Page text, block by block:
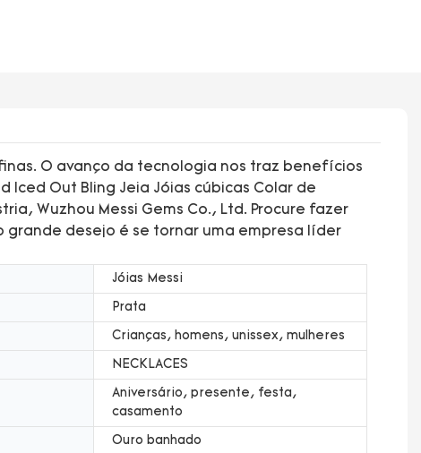
O avanço da tecnologia nos traz benefícios
Iced Out Bling Jeia Jóias cúbicas Colar de
Wuzhou Messi Gems Co., Ltd. Procure fazer
grande desejo é se tornar uma empresa líder
Jóias Messi
Prata
Crianças, homens, unissex, mulheres
NECKLACES
Aniversário, presente, festa,
casamento
Ouro banhado